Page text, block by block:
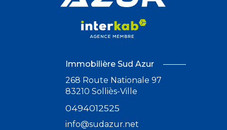
Immobilière Sud Azur
268 Route Nationale 97
83210 Solliès-Ville
0494012525
info@sudazur.net